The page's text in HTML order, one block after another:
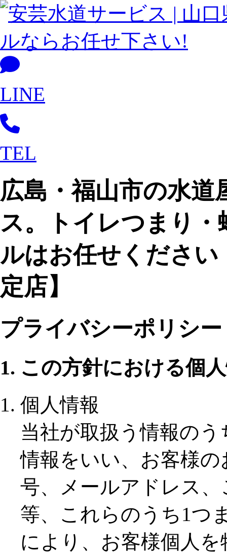
LINE
TEL
広島・福山市の水道
ス。トイレつまり
ルはお任せください
定店】
プライバシーポリシー
1. この方針における個
個人情報
当社が取扱う情報の
情報をいい、お客様
号、メールアドレス
等、これらのうち1つ
により、お客様個人